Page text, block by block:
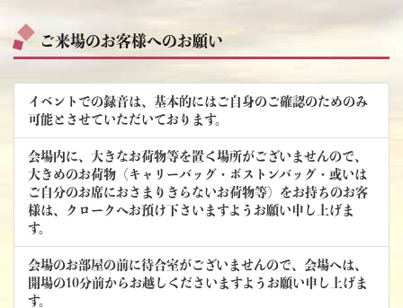
ご来場のお客様へのお願い
イベントでの録音は、基本的にはご自身のご確認のためのみ
可能とさせていただいております。
会場内に、大きなお荷物等を置く場所がございませんので、
大きめのお荷物（キャリーバッグ・ボストンバッグ・或いは
ご自分のお席におさまりきらないお荷物等）をお持ちのお客
様は、クロークへお預け下さいますようお願い申し上げま
す。
会場のお部屋の前に待合室がございませんので、会場へは、
開場の10分前からお越しくださいますようお願い申し上げま
す。